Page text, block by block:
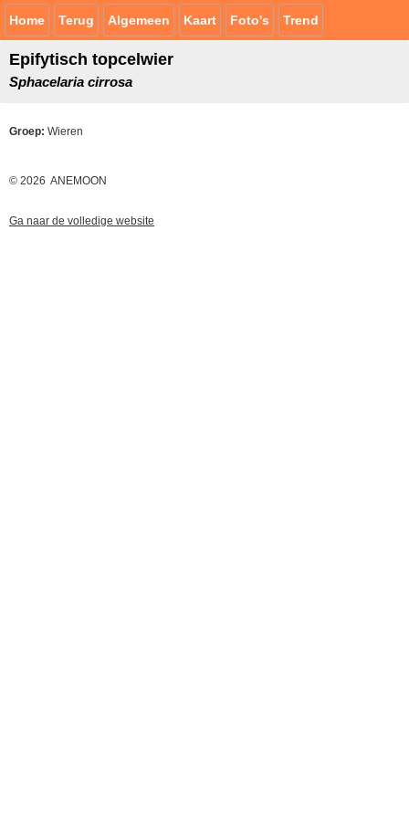
Home Terug Algemeen Kaart Foto's Trend
Epifytisch topcelwier
Sphacelaria cirrosa
Groep: Wieren
© 2026 ANEMOON
Ga naar de volledige website